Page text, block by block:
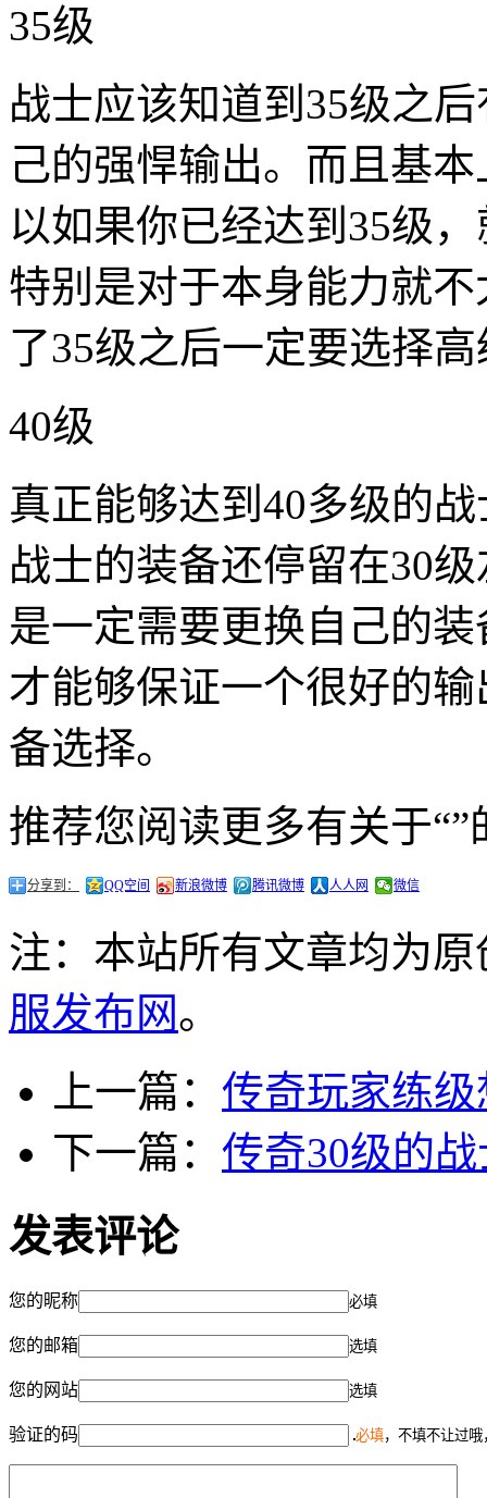
35级
战士应该知道到35级之
己的强悍输出。而且基
以如果你已经达到35级
特别是对于本身能力就
了35级之后一定要选择
40级
真正能够达到40多级的
战士的装备还停留在30
是一定需要更换自己的
才能够保证一个很好的
备选择。
推荐您阅读更多有关于“”
分享到： QQ空间 新浪微博 腾讯微博 人人网 微信
注：本站所有文章均为
服发布网。
上一篇： 传奇玩家练
下一篇： 传奇30级的
发表评论
您的昵称 必填
您的邮箱 选填
您的网站 选填
验证的码 必填，不填不让过